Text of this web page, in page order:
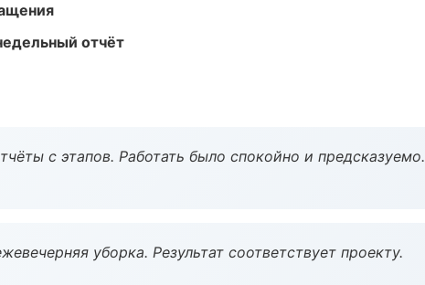
отчёт
с этапов. Работать было спокойно и предсказуемо.
уборка. Результат соответствует проекту.